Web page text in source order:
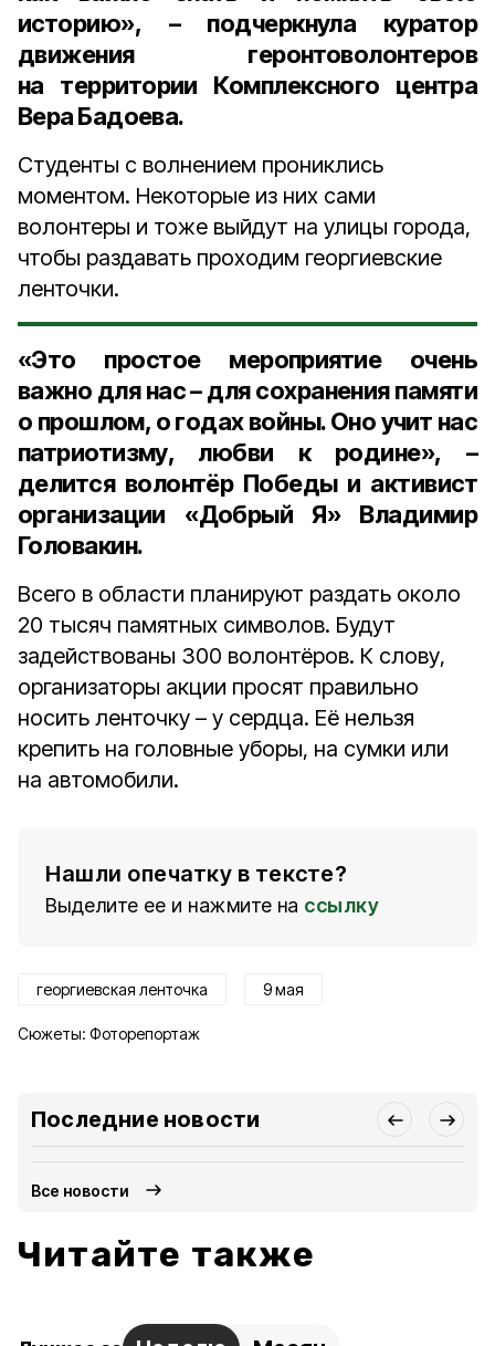
историю», – подчеркнула куратор
движения геронтоволонтеров
на территории Комплексного центра
Вера Бадоева.
Студенты с волнением прониклись
моментом. Некоторые из них сами
волонтеры и тоже выйдут на улицы города,
чтобы раздавать проходим георгиевские
ленточки.
«Это простое мероприятие очень
важно для нас – для сохранения памяти
о прошлом, о годах войны. Оно учит нас
патриотизму, любви к родине», –
делится волонтёр Победы и активист
организации «Добрый Я» Владимир
Головакин.
Всего в области планируют раздать около
20 тысяч памятных символов. Будут
задействованы 300 волонтёров. К слову,
организаторы акции просят правильно
носить ленточку – у сердца. Её нельзя
крепить на головные уборы, на сумки или
на автомобили.
Нашли опечатку в тексте?
Выделите ее и нажмите на ссылку
георгиевская ленточка 9 мая
Сюжеты: Фоторепортаж
Последние новости
Все новости
Читайте также